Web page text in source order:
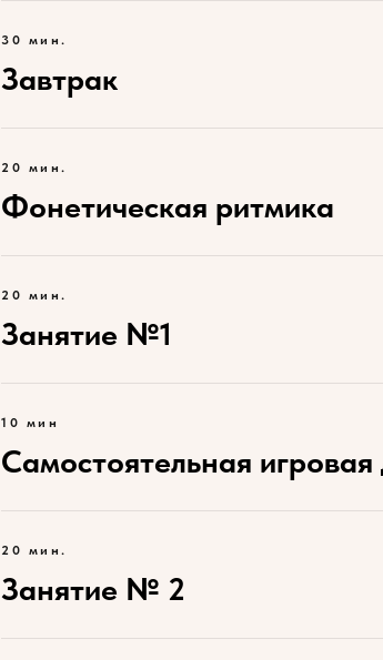
30 мин.
Завтрак
20 мин.
Фонетическая ритмика
20 мин.
Занятие №1
10 мин
Самостоятельная игровая
20 мин.
Занятие № 2